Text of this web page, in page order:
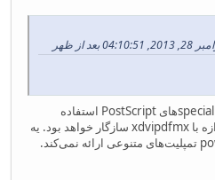
ظهر
یه علت این بود که powerdot از specialهای PostScript استفاده
می‌کند که مطمئن نبودم تا چه اندازه با xdvipdfmx سازگار خواهد بود. یه